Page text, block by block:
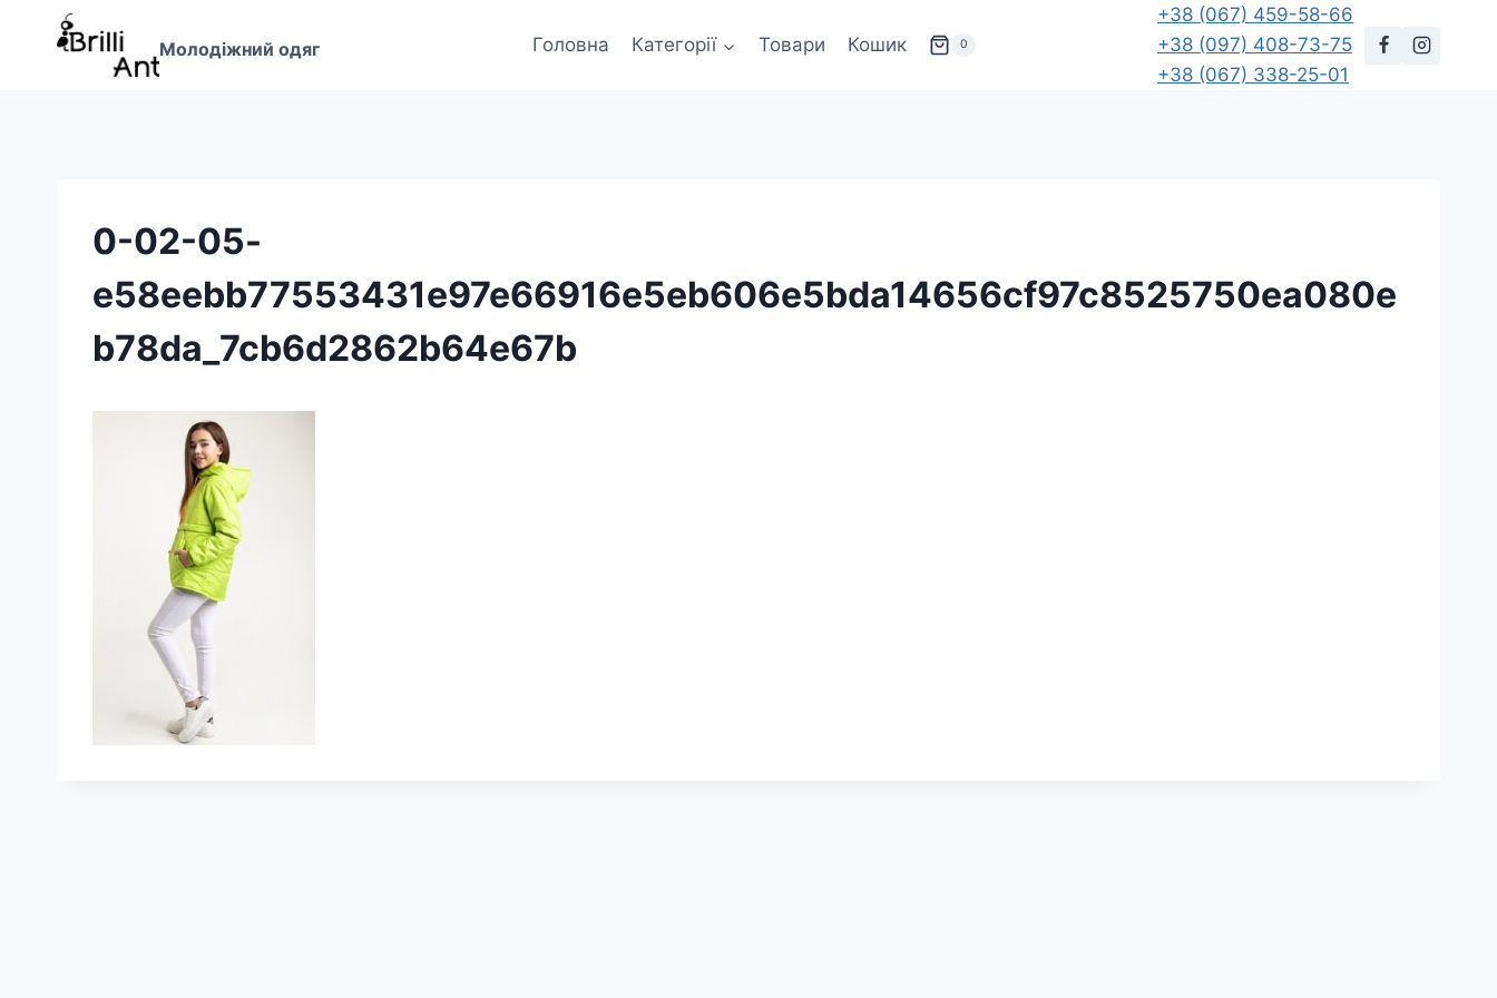
Перейти
Молодіжний одяг Головна Категорії Товари Кошик 0
+38 (067) 459-58-66
+38 (097) 408-73-75
+38 (067) 338-25-01
0-02-05-
e58eebb77553431e97e66916e5eb606e5bda14656cf97c8525750ea080e
b78da_7cb6d2862b64e67b